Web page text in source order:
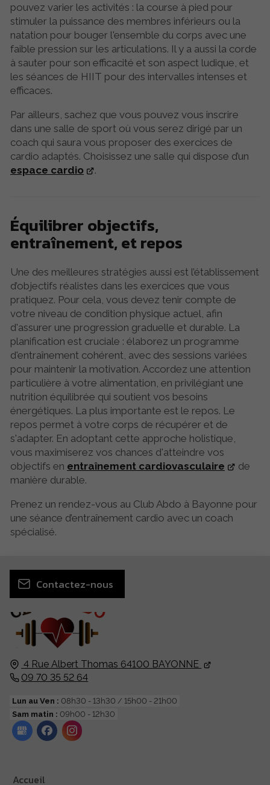
pouvez varier les activités : la course à pied pour
stimuler la puissance des membres inférieurs ou la
natation pour bouger l'ensemble du corps avec une
faible pression sur les articulations. Il y a aussi la corde
à sauter pour son efficacité et son aspect ludique, et
les séances de HIIT pour des intervalles intenses et
efficaces.
Par ailleurs, sachez que vous pouvez vous inscrire
dans une salle de sport où vous serez dirigé par un
coach qui saura vous proposer des exercices de
cardio adaptés. Choisissez une salle qui dispose d’un
espace cardio
.
Équilibrer objectifs,
entraînement, et repos
Une des meilleures stratégies aussi est l’établissement
d’objectifs réalistes dans les exercices que vous
pratiquez. Pour cela, vous devez tenir compte de
votre niveau de condition physique actuel, afin
d'assurer une progression graduelle et durable. La
planification est cruciale : élaborez un programme
d'entraînement cohérent, avec des sessions variées
pour maintenir la motivation. Accordez une attention
particulière à votre alimentation, en privilégiant une
nutrition équilibrée qui soutient vos besoins
énergétiques. La plus importante est le repos. Le
repos permet à votre corps de récupérer et de
s'adapter. En adoptant cette approche holistique,
vous maximiserez vos chances d'atteindre vos
objectifs en entraînement cardiovasculaire
de
manière durable.
Prenez un rendez-vous au Club Abdo à Bayonne pour
une séance d’entraînement cardio avec un coach
spécialisé.
4 Rue Albert Thomas 64100 BAYONNE
09 70 35 52 64
Lun au Ven :08h30 - 13h30 / 15h00 - 21h00
Sam matin : 09h00 - 12h30
Accueil
Contactez-nous